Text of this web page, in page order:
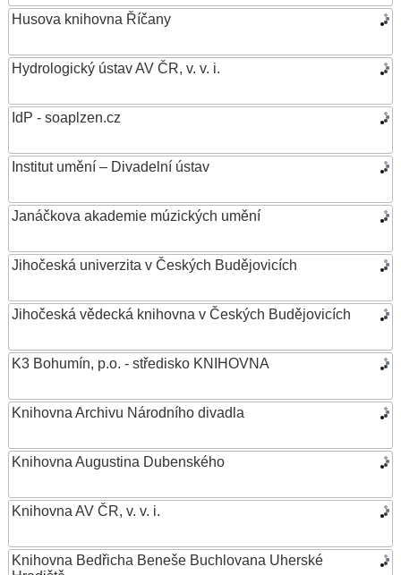
Husova knihovna Říčany
Hydrologický ústav AV ČR, v. v. i.
IdP - soaplzen.cz
Institut umění – Divadelní ústav
Janáčkova akademie múzických umění
Jihočeská univerzita v Českých Budějovicích
Jihočeská vědecká knihovna v Českých Budějovicích
K3 Bohumín, p.o. - středisko KNIHOVNA
Knihovna Archivu Národního divadla
Knihovna Augustina Dubenského
Knihovna AV ČR, v. v. i.
Knihovna Bedřicha Beneše Buchlovana Uherské